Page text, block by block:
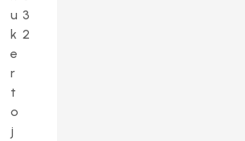
u
k
e
r
t
o
j
3
2